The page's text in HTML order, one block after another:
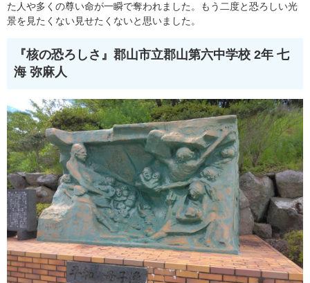
た人や多くの尊い命が一瞬で奪われました。もう二度と恐ろしい光
景を見たくない見せたくないと思いました。
『核の恐ろしさ』 郡山市立郡山第六中学校 2年 七
海 弥麻人